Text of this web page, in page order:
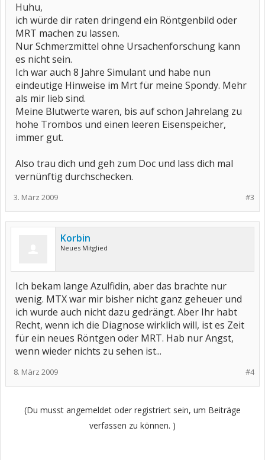
Huhu,
ich würde dir raten dringend ein Röntgenbild oder
MRT machen zu lassen.
Nur Schmerzmittel ohne Ursachenforschung kann
es nicht sein.
Ich war auch 8 Jahre Simulant und habe nun
eindeutige Hinweise im Mrt für meine Spondy. Mehr
als mir lieb sind.
Meine Blutwerte waren, bis auf schon Jahrelang zu
hohe Trombos und einen leeren Eisenspeicher,
immer gut.
Also trau dich und geh zum Doc und lass dich mal
vernünftig durchschecken.
#3
3. März 2009
Korbin
Neues Mitglied
Ich bekam lange Azulfidin, aber das brachte nur
wenig. MTX war mir bisher nicht ganz geheuer und
ich wurde auch nicht dazu gedrängt. Aber Ihr habt
Recht, wenn ich die Diagnose wirklich will, ist es Zeit
für ein neues Röntgen oder MRT. Hab nur Angst,
wenn wieder nichts zu sehen ist...
#4
8. März 2009
(Du musst angemeldet oder registriert sein, um Beiträge
verfassen zu können. )